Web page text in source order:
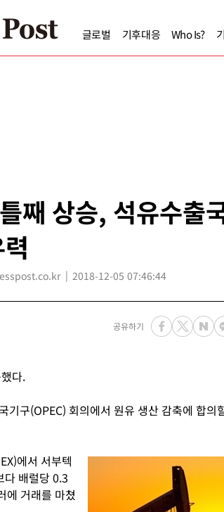
글로벌 기후대응 Who Is?
째 상승, 석유수출
2018-12-05 07:46:44
공유하기
다.
기구(OPEC) 회의에서 원유 생산 감축에 합의
에서 서부텍
다 배럴당 0.3
에 거래를 마쳤